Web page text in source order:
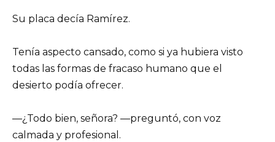
Su placa decía Ramírez.
Tenía aspecto cansado, como si ya hubiera visto
todas las formas de fracaso humano que el
desierto podía ofrecer.
—¿Todo bien, señora? —preguntó, con voz
calmada y profesional.